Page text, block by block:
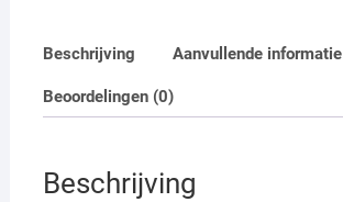
Beschrijving Aanvullende informatie
Beoordelingen (0)
Beschrijving